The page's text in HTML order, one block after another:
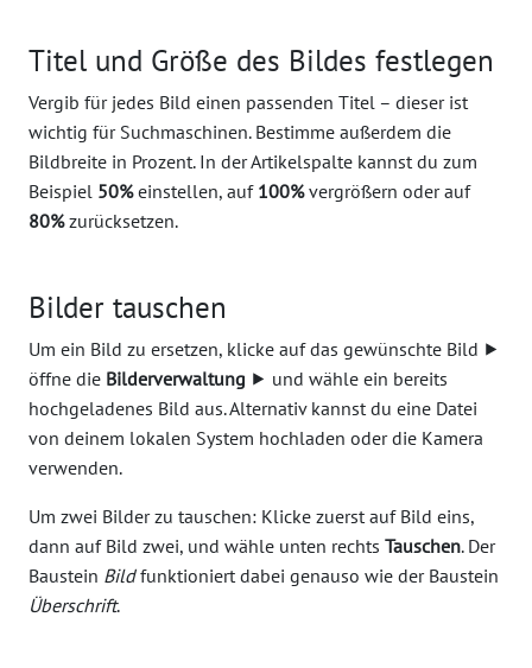
Titel und Größe des Bildes festlegen
Vergib für jedes Bild einen passenden Titel – dieser ist
wichtig für Suchmaschinen. Bestimme außerdem die
Bildbreite in Prozent. In der Artikelspalte kannst du zum
Beispiel 50%einstellen, auf 100%vergrößern oder auf
80%zurücksetzen.
Bilder tauschen
Um ein Bild zu ersetzen, klicke auf das gewünschte Bild ⯈
öffne die Bilderverwaltung ⯈ und wähle ein bereits
hochgeladenes Bild aus. Alternativ kannst du eine Datei
von deinem lokalen System hochladen oder die Kamera
verwenden.
Um zwei Bilder zu tauschen: Klicke zuerst auf Bild eins,
dann auf Bild zwei, und wähle unten rechts Tauschen. Der
Baustein Bildfunktioniert dabei genauso wie der Baustein
Überschrift.